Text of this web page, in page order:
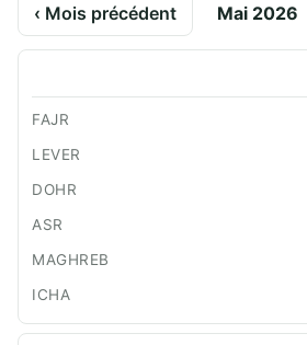
‹ Mois précédent Mai 2026